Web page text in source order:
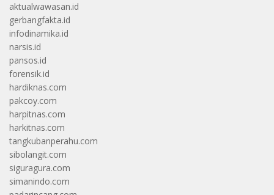
aktualwawasan.id
gerbangfakta.id
infodinamika.id
narsis.id
pansos.id
forensik.id
hardiknas.com
pakcoy.com
harpitnas.com
harkitnas.com
tangkubanperahu.com
sibolangit.com
siguragura.com
simanindo.com